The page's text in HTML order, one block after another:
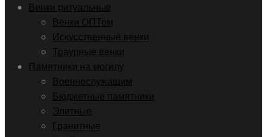
Венки ритуальные
Венки ОПТом
Искусственные венки
Траурные венки
Памятники на могилу
Военнослужащим
Бюджетные памятники
Элитные
Гранитные